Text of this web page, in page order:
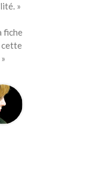
»
fiche
cette